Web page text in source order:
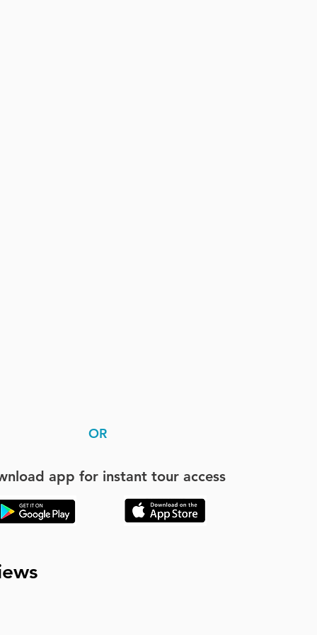
OR
app for instant tour access